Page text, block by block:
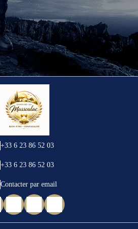
+33 6 23 86 52 03
+33 6 23 86 52 03
Contacter par email